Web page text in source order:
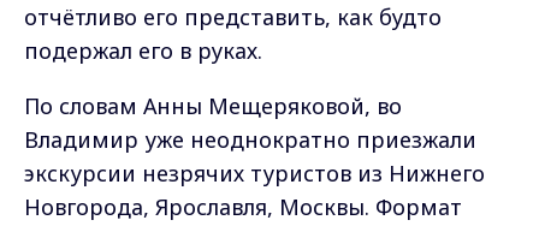
отчётливо его представить, как будто
подержал его в руках.
По словам Анны Мещеряковой, во
Владимир уже неоднократно приезжали
экскурсии незрячих туристов из Нижнего
Новгорода, Ярославля, Москвы. Формат